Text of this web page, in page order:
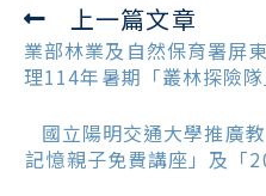
Read
more
articles
上一篇文章
業部林業及自然保育署屏
理114年暑期「叢林探險
國立陽明交通大學推廣
記憶親子免費講座」及「